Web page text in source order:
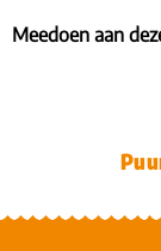
Meedoen aan